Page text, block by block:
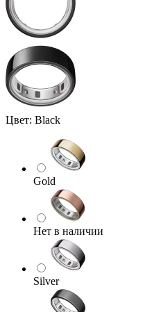
Цвет: Black
Gold
Нет в наличии
Silver